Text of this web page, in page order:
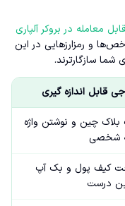
معامله در بروکر آلپاری
و رمزارزهایی در این
سازگارترند.
قابل اندازه گیری
بلاک چین و نوشتن واژه
شخصی
کیف پول و بک آپ
درست